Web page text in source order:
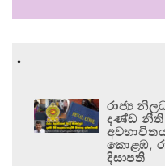
.
රාජ්‍ය
දණ්ඩ නීති
කොළඹ,
දිසාපති